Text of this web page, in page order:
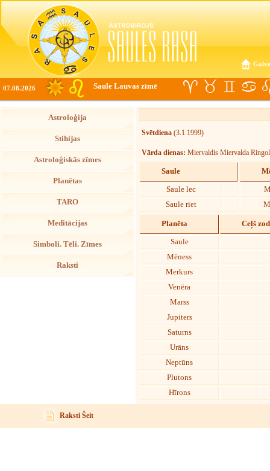
07.08.2026 Saule Lauvas zīmē
Astroloģija
Stihijas
Astroloģiskās zīmes
Planētas
TARO
Meditācijas
Simboli. Tēli. Zīmes
Raksti
Svētdiena (3.1.1999)
Vārda dienas: Miervaldis Miervalda
Saule
Saule lec
Saule riet
Planēta Ceļš
Saule
Mēness
Merkurs
Venēra
Marss
Jupiters
Saturns
Urāns
Neptūns
Plutons
Hīrons
Raksti Šeit